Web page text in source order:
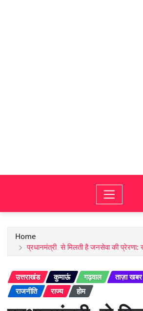
Home
प्रधानमंत्री से मिलती है जनसेवा की प्रेरणा:
उत्तराखंड कुमाऊं गढ़वाल ताज़ा खबर
राजनीति
राज्य होम